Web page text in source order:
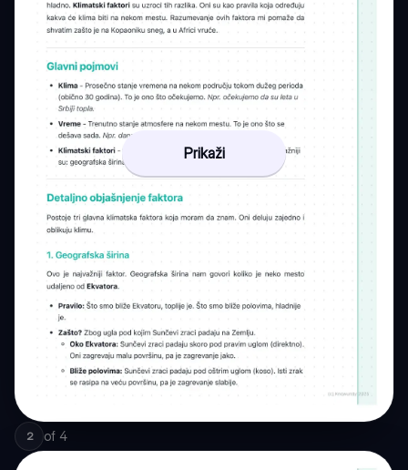
Prikaži
2 of 4